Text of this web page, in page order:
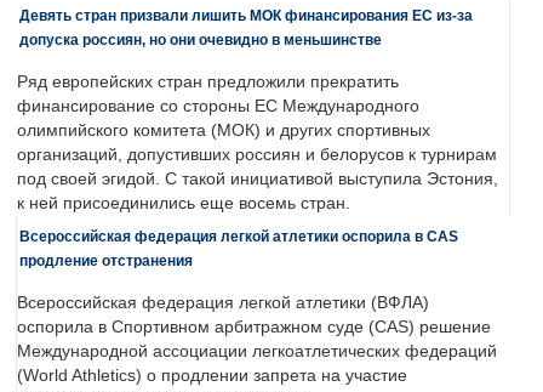
Девять стран призвали лишить МОК финансирования ЕС из-за
допуска россиян, но они очевидно в меньшинстве
Ряд европейских стран предложили прекратить
финансирование со стороны ЕС Международного
олимпийского комитета (МОК) и других спортивных
организаций, допустивших россиян и белорусов к турнирам
под своей эгидой. С такой инициативой выступила Эстония,
к ней присоединились еще восемь стран.
Всероссийская федерация легкой атлетики оспорила в CAS
продление отстранения
Всероссийская федерация легкой атлетики (ВФЛА)
оспорила в Спортивном арбитражном суде (CAS) решение
Международной ассоциации легкоатлетических федераций
(World Athletics) о продлении запрета на участие